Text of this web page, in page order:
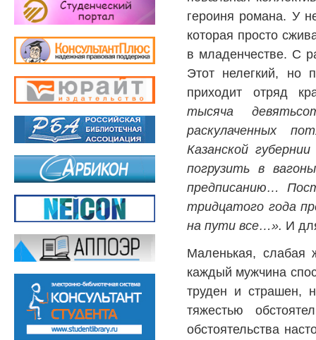
героиня романа. У
которая просто
в младенчестве. С
Этот нелегкий, но
приходит отряд
тысяча
раскулаченных
Казанской
погрузить в
предписанию…
тридцатого года
на пути все…». И
Маленькая, слабая
каждый мужчина
труден и страшен,
тяжестью
обстоятельства